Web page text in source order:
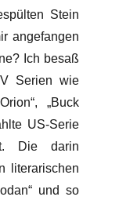
Stein
angefangen
Ich besaß
Serien wie
„Buck
US-Serie
Die darin
literarischen
und so